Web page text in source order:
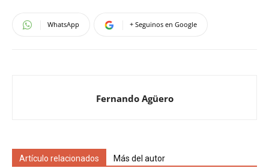
WhatsApp + Seguinos en Google
Fernando Agüero
Artículo relacionados Más del autor